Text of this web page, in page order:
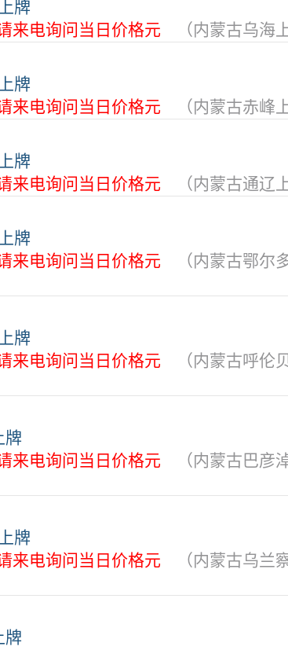
牌
来电询问当日价格元
（内蒙古乌海
牌
来电询问当日价格元
（内蒙古赤峰
牌
来电询问当日价格元
（内蒙古通辽
牌
来电询问当日价格元
（内蒙古鄂
牌
来电询问当日价格元
（内蒙古呼
牌
来电询问当日价格元
（内蒙古巴
牌
来电询问当日价格元
（内蒙古乌
牌